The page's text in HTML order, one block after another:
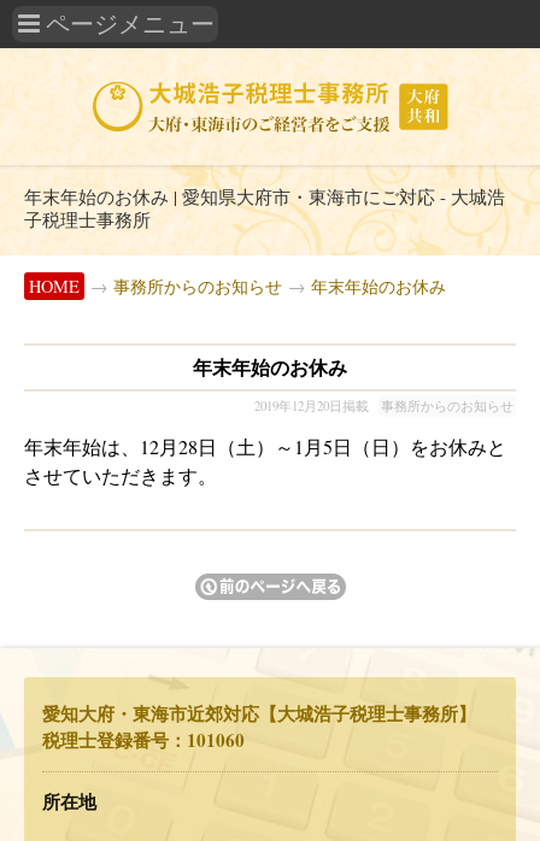
年末年始のお休み | 愛知県大府市・東海市にご対応 - 大城浩
子税理士事務所
HOME → 事務所からのお知らせ → 年末年始のお休み
年末年始のお休み
2019年12月20日掲載 事務所からのお知らせ
年末年始は、12月28日（土）～1月5日（日）をお休みと
させていただきます。
愛知大府・東海市近郊対応【大城浩子税理士事務所】
税理士登録番号：101060
所在地